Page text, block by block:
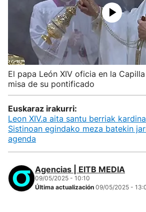
El papa León XIV oficia en la
misa de su pontificado
Euskaraz irakurri:
Leon XIV.a aita santu berriak
Sistinoan egindako meza batekin
agenda
Agencias | EITB MEDIA
09/05/2025 - 10:10
Última actualización 09/05/2025 -